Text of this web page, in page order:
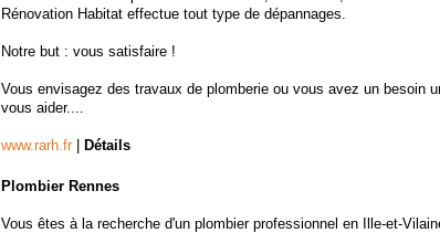
Rénovation Habitat effectue tout type de dépannages.
Notre but : vous satisfaire !
Vous envisagez des travaux de plomberie ou vous avez un besoin
vous aider....
www.rarh.fr Détails
Plombier Rennes
Vous êtes à la recherche d'un plombier professionnel en Ille-et-